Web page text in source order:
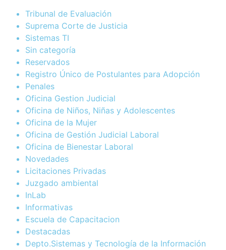
Tribunal de Evaluación
Suprema Corte de Justicia
Sistemas TI
Sin categoría
Reservados
Registro Único de Postulantes para Adopción
Penales
Oficina Gestion Judicial
Oficina de Niños, Niñas y Adolescentes
Oficina de la Mujer
Oficina de Gestión Judicial Laboral
Oficina de Bienestar Laboral
Novedades
Licitaciones Privadas
Juzgado ambiental
InLab
Informativas
Escuela de Capacitacion
Destacadas
Depto.Sistemas y Tecnología de la Información